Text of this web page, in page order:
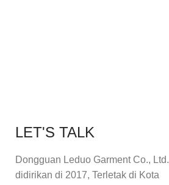
LET'S TALK
Dongguan Leduo Garment Co., Ltd.
didirikan di 2017, Terletak di Kota